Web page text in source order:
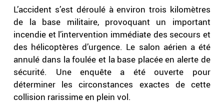
L’accident s’est déroulé à environ trois kilomètres
de la base militaire, provoquant un important
incendie et l’intervention immédiate des secours et
des hélicoptères d’urgence. Le salon aérien a été
annulé dans la foulée et la base placée en alerte de
sécurité. Une enquête a été ouverte pour
déterminer les circonstances exactes de cette
collision rarissime en plein vol.